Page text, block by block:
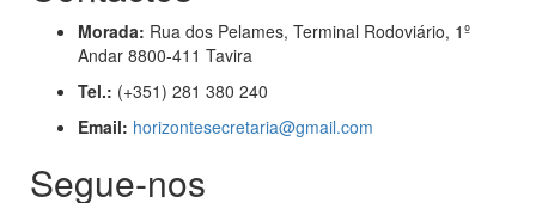
Morada: Rua dos Pelames, Terminal Rodoviário, 1º
Andar 8800-411 Tavira
Tel.: (+351) 281 380 240
Email: horizontesecretaria@gmail.com
Segue-nos